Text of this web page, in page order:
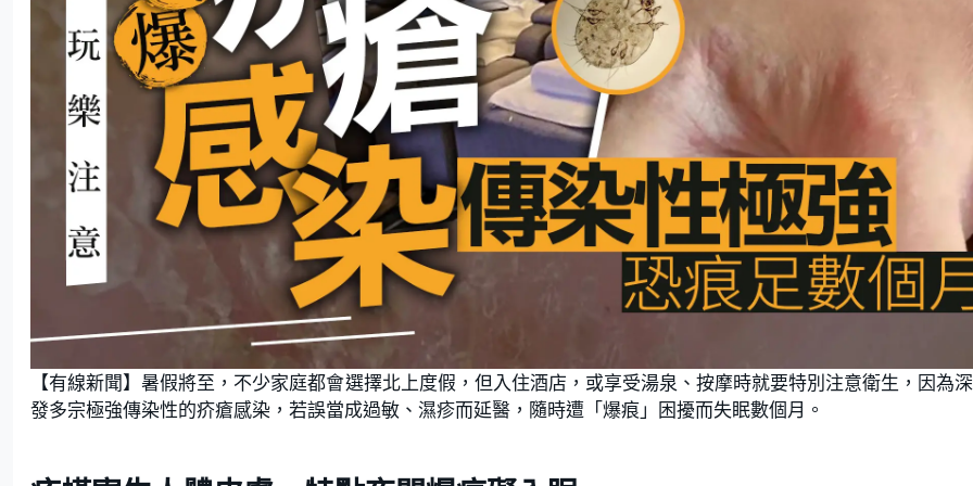
【有線新聞】暑假將至，不少家庭都會選擇北上度假，但入住酒店，或享受湯泉、按摩時就要特別注意衛生，因為
發多宗極強傳染性的疥瘡感染，若誤當成過敏、濕疹而延醫，隨時遭「爆痕」困擾而失眠數個月。